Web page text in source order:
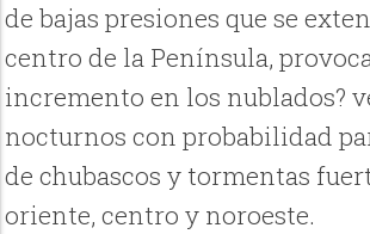
de bajas presiones que se
centro de la Península,
incremento en los nublados?
nocturnos con probabilidad
de chubascos y tormentas
oriente, centro y noroeste.